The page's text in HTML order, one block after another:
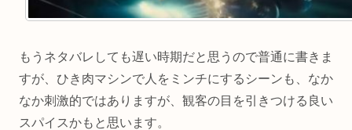
もうネタバレしても遅い時期だと思うので普通に書きま
すが、ひき肉マシンで人をミンチにするシーンも、なか
なか刺激的ではありますが、観客の目を引きつける良い
スパイスかもと思います。